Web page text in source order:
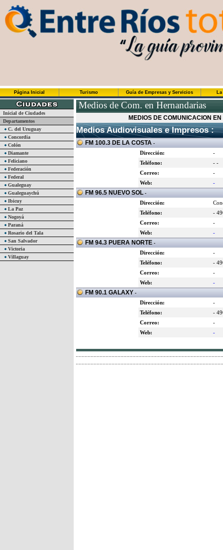
Página Inicial Turismo Guía de Empresas y Servicios
Inicial de Ciudades
Departamentos
C. del Uruguay
Concordia
Colón
Diamante
Feliciano
Federación
Federal
Gualeguay
Gualeguaychú
Ibicuy
La Paz
Nogoyá
Paraná
Rosario del Tala
San Salvador
Victoria
Villaguay
Medios de Com. en Hernandarias
MEDIOS DE COMUNICACION
Medios Audiovisuales e Impresos :
FM 100.3 DE LA COSTA -
Dirección:
-
Teléfono:
- -
Correo:
-
Web:
-
FM 96.5 NUEVO SOL -
Dirección:
Teléfono:
-
Correo:
-
Web:
-
FM 94.3 PUERA NORTE -
Dirección:
-
Teléfono:
-
Correo:
-
Web:
-
FM 90.1 GALAXY -
Dirección:
-
Teléfono:
-
Correo:
-
Web:
-